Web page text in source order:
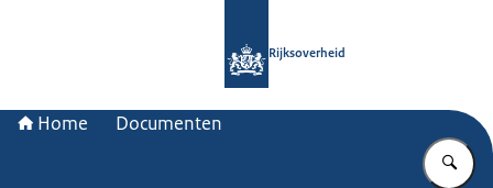
Rijksoverheid
Home Documenten